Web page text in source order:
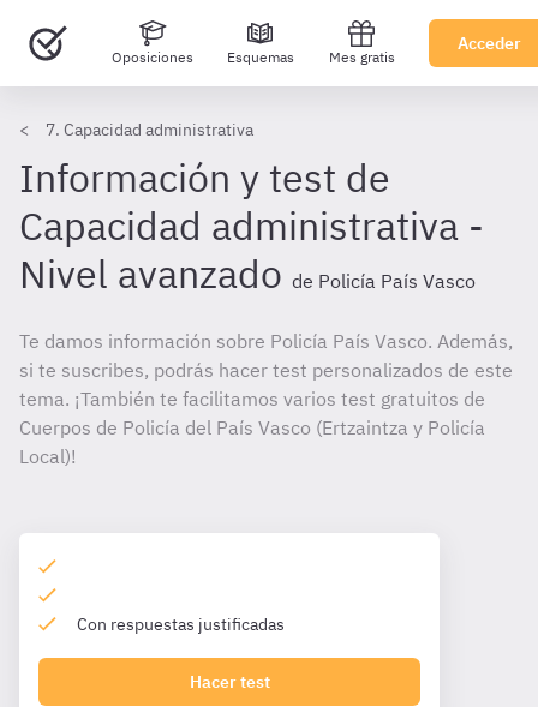
Oposiciones Esquemas Mes gratis
Acceder
7. Capacidad administrativa
Información y test de
Capacidad administrativa -
Nivel avanzado de Policía País Vasco
Te damos información sobre Policía País Vasco. Además,
si te suscribes, podrás hacer test personalizados de este
tema. ¡También te facilitamos varios test gratuitos de
Cuerpos de Policía del País Vasco (Ertzaintza y Policía
Local)!
Con respuestas justificadas
Hacer test